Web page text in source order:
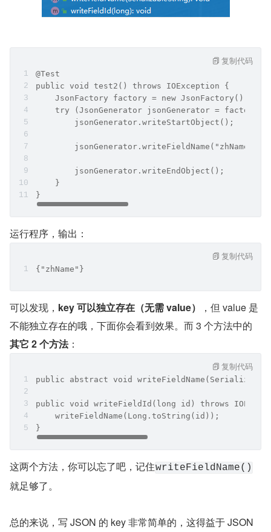
写 JSON Key
JsonGenerator 一共提供了 3 个方法用于写 JSON 的 key：
@Test
public void test2() throws IOException {
    JsonFactory factory = new JsonFactory();
try (JsonGenerator jsonGenerator =
        jsonGenerator.writeStartObject();
        jsonGenerator.writeFieldName("zhName");
        jsonGenerator.writeEndObject();
    }
}
运行程序，输出：
{"zhName"}
复制代码
可以发现， key 可以独立存在（无需 value），但 value 是